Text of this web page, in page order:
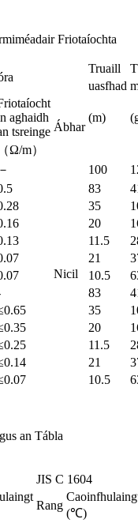
Friotaíochta
Truaill
uasfhad
aghaidh
tsreinge Ábhar
(m)
（Ω/m）
－
Nicil
100
83
35
20
11.5
21
10.5
83
35
20
11.5
21
10.5
an Tábla
JIS C 1604
Rang
(℃)